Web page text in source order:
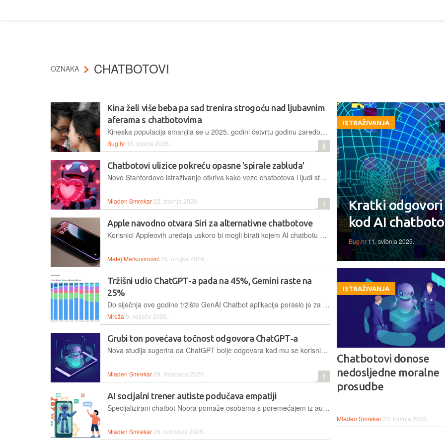
OZNAKA CHATBOTOVI
Kina želi više beba pa sad trenira strogoću nad ljubavnim
aferama s chatbotovima
Kineska populacija smanjila se u 2025. godini četvrtu godinu zaredom, pavši na 1,405 milijardi. Desetljeća rigorozne politike jednog djeteta ostavila su iza sebe društvo koje rapidno stari, a u utrci između hladnih algoritama i toplih ljudskih priča, država je odlučila intervenirati
Bug.hr 16. srpnja 2026. 8
Chatbotovi ulizice pokreću opasne 'spirale zabluda'
Novo Stanfordovo istraživanje otkriva kako veze chatbotova i ljudi stvaraju opasne povratne petlje i nudi preporuke za ublažavanje štete
Mladen Smrekar 22. travnja 2026. 1
Apple navodno otvara Siri za alternativne chatbotove
Korisnici Appleovih uređaja uskoro bi mogli birati kojem AI chatbotu Siri prosljeđuje upite, čime ChatGPT gubi ekskluzivni status
Matej Markovinović 29. ožujka 2026.
Tržišni udio ChatGPT-a pada na 45%, Gemini raste na
25%
Do siječnja ove godine tržište GenAI Chatbot aplikacija poraslo je za 152% u odnosu na siječanj prethodne 2025. godine, podaci su Apptopije
Mreža 9. veljače 2026.
Grubi ton povećava točnost odgovora ChatGPT-a
Nova studija sugerira da ChatGPT bolje odgovara kad mu se korisnici obraćaju neuljudno, no istraživači upozoravaju da bi takva praksa mogla imati neželjene posljedice
Mladen Smrekar 29. listopada 2025. 7
AI socijalni trener autiste podučava empatiji
Specijalizirani chatbot Noora pomaže osobama s poremećajem iz autističnog spektra da vježbaju svoje socijalne vještine
Mladen Smrekar 26. kolovoza 2025.
ISTRAŽIVANJA
Kratki
kod AI
Bug.hr 11. svibnja 2025.
ISTRAŽIVANJA
Chatbotovi donose
nedosljedne moralne
prosudbe
Mladen Smrekar 23. travnja 2025.